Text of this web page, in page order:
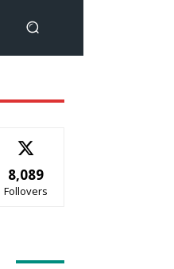
8,089
Follovers